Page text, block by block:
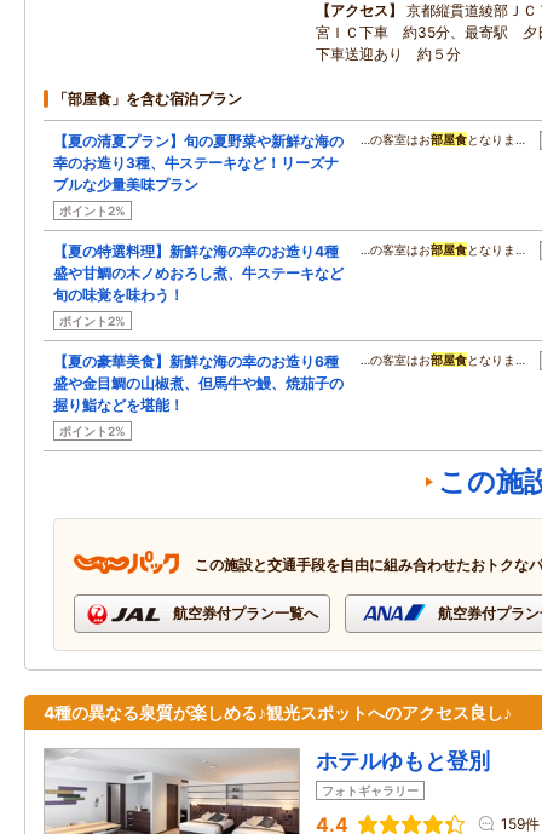
アクセス
京都縦貫道綾部Ｊ
宮ＩＣ下車 約35分、最寄駅 夕
下車送迎あり 約５分
「部屋食」を含む宿泊プラン
【夏の清夏プラン】旬の夏野菜や新鮮な海の
幸のお造り3種、牛ステーキなど！リーズナ
ブルな少量美味プラン
ポイント2%
…の客室はお部屋食となりま…
【夏の特選料理】新鮮な海の幸のお造り4種
盛や甘鯛の木ノめおろし煮、牛ステーキなど
旬の味覚を味わう！
ポイント2%
…の客室はお部屋食となりま…
【夏の豪華美食】新鮮な海の幸のお造り6種
盛や金目鯛の山椒煮、但馬牛や鰻、焼茄子の
握り鮨などを堪能！
ポイント2%
…の客室はお部屋食となりま…
この施
この施設と交通手段を自由に組み合わせたおトクな
航空券付プラン一覧へ 航空券付プラ
4種の異なる泉質が楽しめる♪観光スポットへのアクセス良し♪
ホテルゆもと登別
フォトギャラリー
4.4 159件